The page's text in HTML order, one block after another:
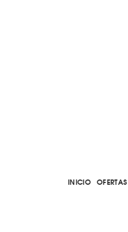
INICIO OFERTAS